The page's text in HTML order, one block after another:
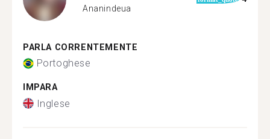
Ananindeua
PARLA CORRENTEMENTE
Portoghese
IMPARA
Inglese